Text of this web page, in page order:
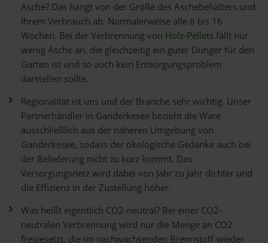
Asche? Das hängt von der Größe des Aschebehälters und
Ihrem Verbrauch ab. Normalerweise alle 6 bis 16
Wochen. Bei der Verbrennung von Holz-Pelletsfällt nur
wenig Asche an, die gleichzeitig ein guter Dünger für den
Garten ist und so auch kein Entsorgungsproblem
darstellen sollte.
Regionalität ist uns und der Branche sehr wichtig. Unser
Partnerhändler in Ganderkesee bezieht die Ware
ausschließlich aus der näheren Umgebung von
Ganderkesee, sodass der ökologische Gedanke auch bei
der Belieferung nicht zu kurz kommt. Das
Versorgungsnetz wird dabei von Jahr zu Jahr dichter und
die Effizienz in der Zustellung höher.
Was heißt eigentlich CO2-neutral? Bei einer CO2-
neutralen Verbrennung wird nur die Menge an CO2
freigesetzt, die im nachwachsenden Brennstoff wieder